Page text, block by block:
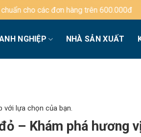
trên 600.000đ
NGHIỆP NHÀ SẢN XUẤT
với lựa chọn của bạn.
– Khám phá hương